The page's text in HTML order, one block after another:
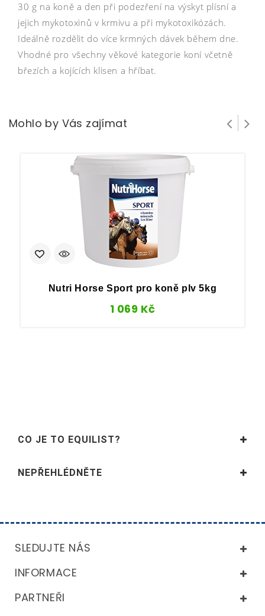
30 g na koně a den při podezření na výskyt plísní a
jejich mykotoxinů v krmivu a při mykotoxikózách.
Ideálně rozdělit do více krmných dávek během dne.
Vhodné pro všechny věkové kategorie koní včetně
březích a kojících klisen a hříbat.
Mohlo by Vás zajímat
Nutri Horse Sport pro koně plv 5kg
1 069 Kč
CO JE TO EQUILIST?
NEPŘEHLÉDNĚTE
SLEDUJTE NÁS
INFORMACE
PARTNEŘI